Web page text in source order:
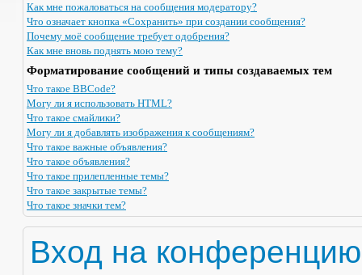
Как мне пожаловаться на сообщения модератору?
Что означает кнопка «Сохранить» при создании сообщения?
Почему моё сообщение требует одобрения?
Как мне вновь поднять мою тему?
Форматирование сообщений и типы создаваемых тем
Что такое BBCode?
Могу ли я использовать HTML?
Что такое смайлики?
Могу ли я добавлять изображения к сообщениям?
Что такое важные объявления?
Что такое объявления?
Что такое прилепленные темы?
Что такое закрытые темы?
Что такое значки тем?
Вход на